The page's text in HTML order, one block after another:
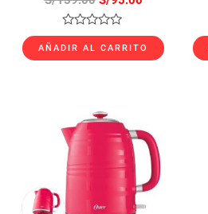
Valorado
con
0
AÑADIR AL CARRITO
precio
original
S/159.00.
actual
es:
S/109.00.